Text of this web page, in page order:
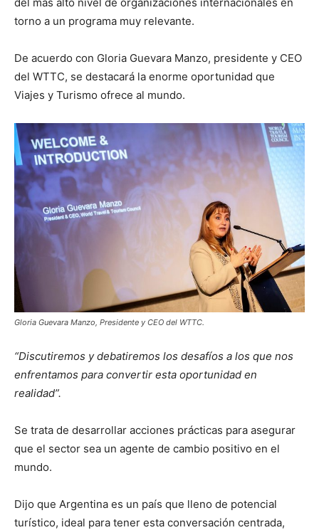
del más alto nivel de organizaciones internacionales en
torno a un programa muy relevante.
De acuerdo con Gloria Guevara Manzo, presidente y CEO
del WTTC, se destacará la enorme oportunidad que
Viajes y Turismo ofrece al mundo.
Gloria Guevara Manzo, Presidente y CEO del WTTC.
“Discutiremos y debatiremos los desafíos a los que nos
enfrentamos para convertir esta oportunidad en
realidad”.
Se trata de desarrollar acciones prácticas para asegurar
que el sector sea un agente de cambio positivo en el
mundo.
Dijo que Argentina es un país que lleno de potencial
turístico, ideal para tener esta conversación centrada,